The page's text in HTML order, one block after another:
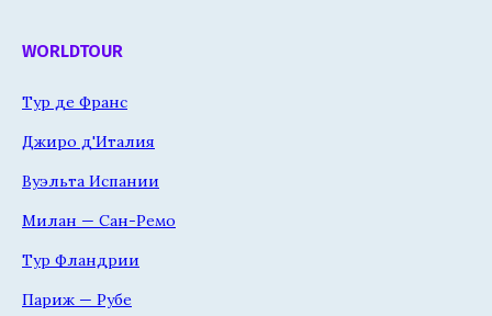
WORLDTOUR
Тур де Франс
Джиро д'Италия
Вуэльта Испании
Милан — Сан-Ремо
Тур Фландрии
Париж — Рубе